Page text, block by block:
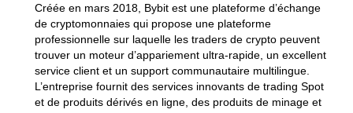
Créée en mars 2018, Bybit est une plateforme d’échange
de cryptomonnaies qui propose une plateforme
professionnelle sur laquelle les traders de crypto peuvent
trouver un moteur d’appariement ultra-rapide, un excellent
service client et un support communautaire multilingue.
L’entreprise fournit des services innovants de trading Spot
et de produits dérivés en ligne, des produits de minage et